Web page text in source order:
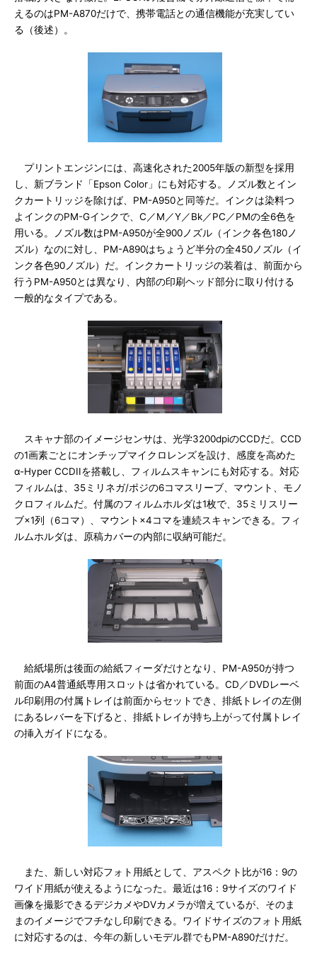
えるのはPM-A870だけで、携帯電話との通信機能が充実してい
る（後述）。
プリントエンジンには、高速化された2005年版の新型を採用
し、新ブランド「Epson Color」にも対応する。ノズル数とイン
クカートリッジを除けば、PM-A950と同等だ。インクは染料つ
よインクのPM-Gインクで、C／M／Y／Bk／PC／PMの全6色を
用いる。ノズル数はPM-A950が全900ノズル（インク各色180ノ
ズル）なのに対し、PM-A890はちょうど半分の全450ノズル（イ
ンク各色90ノズル）だ。インクカートリッジの装着は、前面から
行うPM-A950とは異なり、内部の印刷ヘッド部分に取り付ける
一般的なタイプである。
スキャナ部のイメージセンサは、光学3200dpiのCCDだ。CCD
の1画素ごとにオンチップマイクロレンズを設け、感度を高めた
α-Hyper CCDIIを搭載し、フィルムスキャンにも対応する。対応
フィルムは、35ミリネガ/ポジの6コマスリーブ、マウント、モノ
クロフィルムだ。付属のフィルムホルダは1枚で、35ミリスリー
ブ×1列（6コマ）、マウント×4コマを連続スキャンできる。フィ
ルムホルダは、原稿カバーの内部に収納可能だ。
給紙場所は後面の給紙フィーダだけとなり、PM-A950が持つ
前面のA4普通紙専用スロットは省かれている。CD／DVDレーベ
ル印刷用の付属トレイは前面からセットでき、排紙トレイの左側
にあるレバーを下げると、排紙トレイが持ち上がって付属トレイ
の挿入ガイドになる。
また、新しい対応フォト用紙として、アスペクト比が16：9の
ワイド用紙が使えるようになった。最近は16：9サイズのワイド
画像を撮影できるデジカメやDVカメラが増えているが、そのま
まのイメージでフチなし印刷できる。ワイドサイズのフォト用紙
に対応するのは、今年の新しいモデル群でもPM-A890だけだ。